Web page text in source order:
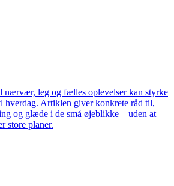
nærvær, leg og fælles oplevelser kan styrke
hverdag. Artiklen giver konkrete råd til,
og glæde i de små øjeblikke – uden at
store planer.